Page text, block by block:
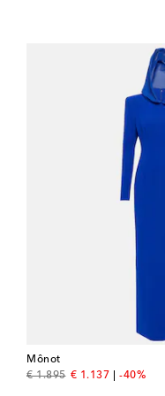
Mônot
€ 1.895
original price
€ 1.137
discount price
-40%